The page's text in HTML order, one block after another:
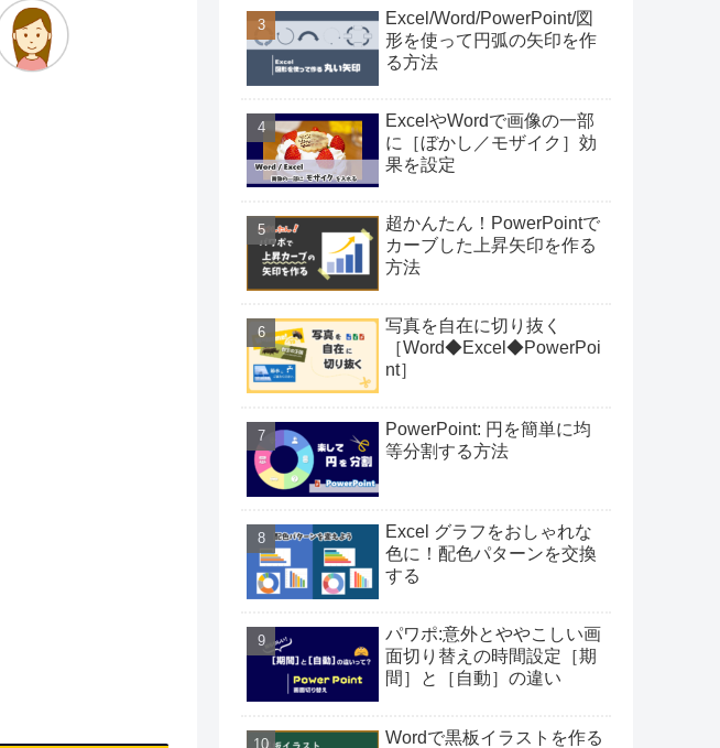
Excel/Word/PowerPoint/図
形を使って円弧の矢印を作
る方法
ExcelやWordで画像の一部
に［ぼかし／モザイク］効
果を設定
超かんたん！PowerPointで
カーブした上昇矢印を作る
方法
写真を自在に切り抜く
［Word◆Excel◆PowerPoi
nt］
PowerPoint: 円を簡単に均
等分割する方法
Excel グラフをおしゃれな
色に！配色パターンを交換
する
パワポ:意外とややこしい画
面切り替えの時間設定［期
間］と［自動］の違い
Wordで黒板イラストを作る